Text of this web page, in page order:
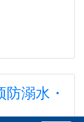
防溺水・